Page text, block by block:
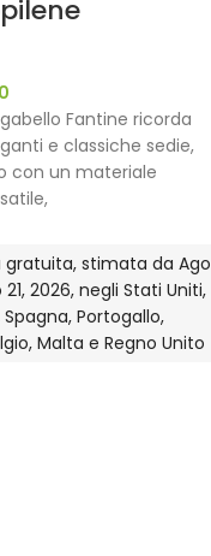
Fantine ricorda
e classiche sedie,
con un materiale
gratuita, stimata da Ago
21, 2026, negli Stati Uniti,
Portogallo,
Malta e Regno Unito